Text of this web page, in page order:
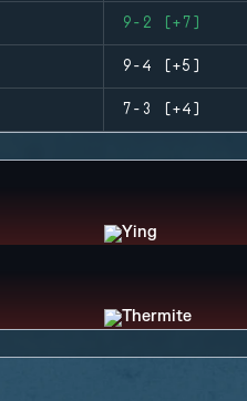
9-2 (+7)
9-4 (+5)
7-3 (+4)